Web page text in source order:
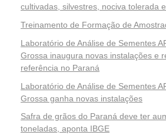
cultivadas, silvestres, nociva tolerada
Treinamento de Formação de
Laboratório de Análise de Sementes
Grossa inaugura novas instalações e
referência no Paraná
Laboratório de Análise de Sementes
Grossa ganha novas instalações
Safra de grãos do Paraná deve ter
toneladas, aponta IBGE